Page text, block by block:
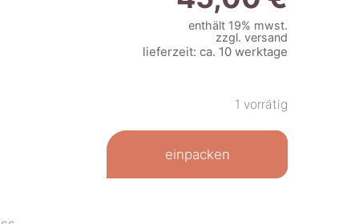
enthält 19% mwst.
zzgl. versand
lieferzeit: ca. 10 werktage
1 vorrätig
einpacken